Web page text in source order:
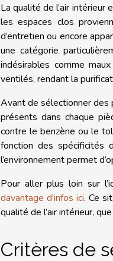
La qualité de l’air intérieur
les espaces clos
d’entretien ou encore
une catégorie
indésirables comme
ventilés, rendant la
Avant de sélectionner des
présents dans chaque
contre le benzène ou le
fonction des spécificités
l’environnement permet
Pour aller plus loin sur
davantage d'infos ici. Ce
qualité de l’air intérieur,
Critères de